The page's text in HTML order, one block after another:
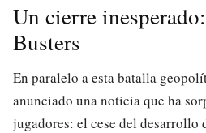
Un cierre
Busters
En paralelo a esta batalla
anunciado una noticia que ha
jugadores: el cese del desarrollo